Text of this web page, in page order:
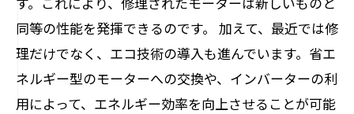
同等の性能を発揮できるのです。 加えて、最近では修
理だけでなく、エコ技術の導入も進んでいます。省エ
ネルギー型のモーターへの交換や、インバーターの利
用によって、エネルギー効率を向上させることが可能